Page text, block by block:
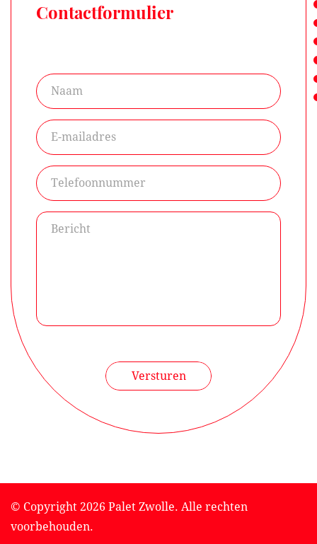
Contactformulier
Versturen
© Copyright 2026 Palet Zwolle. Alle rechten
voorbehouden.